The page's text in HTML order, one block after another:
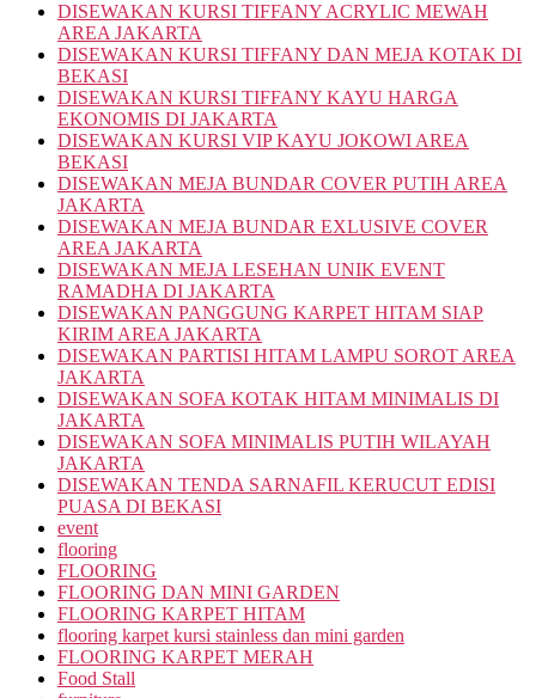
DISEWAKAN KURSI TIFFANY ACRYLIC MEWAH
AREA JAKARTA
DISEWAKAN KURSI TIFFANY DAN MEJA KOTAK DI
BEKASI
DISEWAKAN KURSI TIFFANY KAYU HARGA
EKONOMIS DI JAKARTA
DISEWAKAN KURSI VIP KAYU JOKOWI AREA
BEKASI
DISEWAKAN MEJA BUNDAR COVER PUTIH AREA
JAKARTA
DISEWAKAN MEJA BUNDAR EXLUSIVE COVER
AREA JAKARTA
DISEWAKAN MEJA LESEHAN UNIK EVENT
RAMADHA DI JAKARTA
DISEWAKAN PANGGUNG KARPET HITAM SIAP
KIRIM AREA JAKARTA
DISEWAKAN PARTISI HITAM LAMPU SOROT AREA
JAKARTA
DISEWAKAN SOFA KOTAK HITAM MINIMALIS DI
JAKARTA
DISEWAKAN SOFA MINIMALIS PUTIH WILAYAH
JAKARTA
DISEWAKAN TENDA SARNAFIL KERUCUT EDISI
PUASA DI BEKASI
event
flooring
FLOORING
FLOORING DAN MINI GARDEN
FLOORING KARPET HITAM
flooring karpet kursi stainless dan mini garden
FLOORING KARPET MERAH
Food Stall